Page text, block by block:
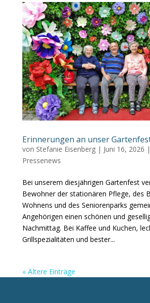
Erinnerungen an unser
von Stefanie Eisenberg| Juni 16, 2026 |
Pressenews
Bei unserem diesjährigen Gartenfest
Bewohner der stationären Pflege, des
Wohnens und des Seniorenparks
Angehörigen einen schönen und
Nachmittag. Bei Kaffee und Kuchen,
Grillspezialitäten und bester...
« Ältere Einträge